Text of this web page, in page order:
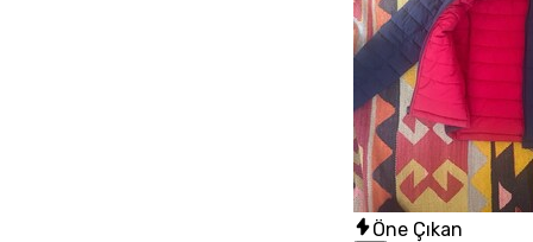
Öne Çıkan